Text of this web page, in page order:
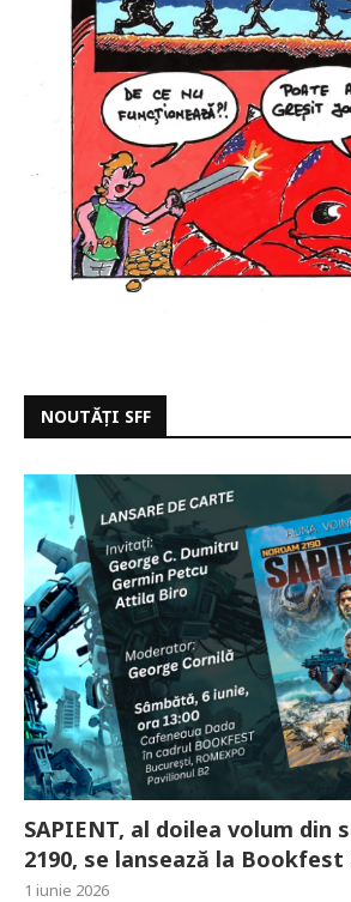
NOUTĂȚI SFF
SAPIENT, al doilea volum din
2190, se lansează la Bookfest
1 iunie 2026